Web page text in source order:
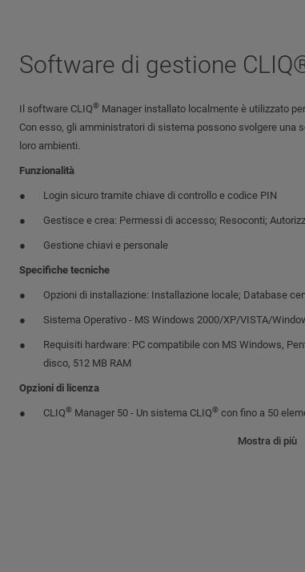
Software di gestione
Il software CLIQ® Manager installato localmente è utilizzato
Con esso, gli amministratori di sistema possono svolgere una
loro ambienti.
Funzionalità
Login sicuro tramite chiave di controllo e codice PIN
Gestisce e crea: Permessi di accesso; Resoconti;
Gestione chiavi e personale
Specifiche tecniche
Opzioni di installazione: Installazione locale; Database
Sistema Operativo - MS Windows 2000/XP/VISTA/
Requisiti hardware: PC compatibile con MS Windows,
disco, 512 MB RAM
Opzioni di licenza
CLIQ® Manager 50 - Un sistema CLIQ® con fino a 50
con fino a 200
Mostra di più